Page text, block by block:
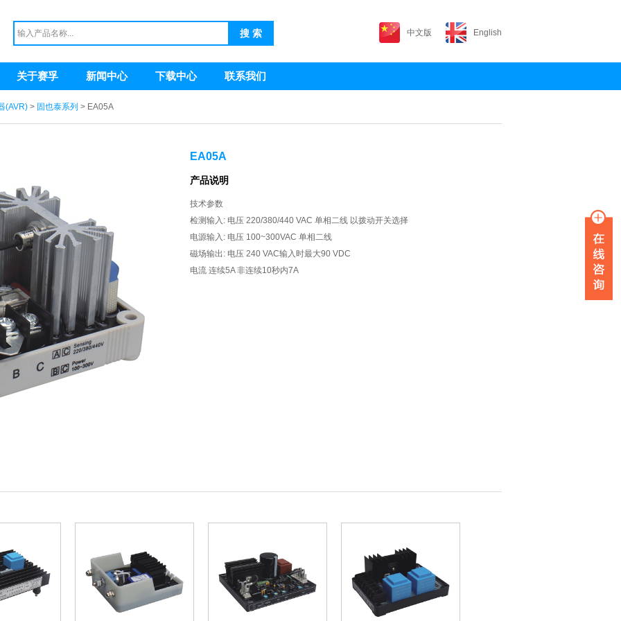
中文版 English
关于赛孚 新闻中心 下载中心 联系我们
(AVR) > 固也泰系列 > EA05A
EA05A
产品说明
技术参数
检测输入: 电压 220/380/440 VAC 单相二线 以拨动开关选择
电源输入: 电压 100~300VAC 单相二线
磁场输出: 电压 240 VAC输入时最大90 VDC
电流 连续5A 非连续10秒内7A